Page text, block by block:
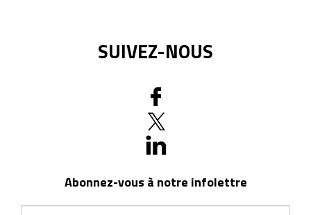
SUIVEZ-NOUS
Abonnez-vous à notre infolettre